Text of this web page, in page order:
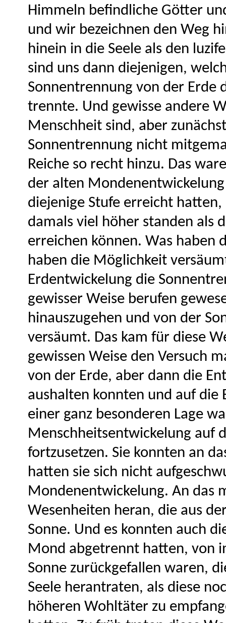
Himmeln befindliche Götter
und wir bezeichnen den Weg
hinein in die Seele als den
sind uns dann diejenigen,
Sonnentrennung von der Erde
trennte. Und gewisse andere
Menschheit sind, aber
Sonnentrennung nicht
Reiche so recht hinzu. Das
der alten
diejenige Stufe erreicht
damals viel höher standen als
erreichen können. Was haben
haben die Möglichkeit
Erdentwickelung die
gewisser Weise berufen
hinauszugehen und von der
versäumt. Das kam für diese
gewissen Weise den Versuch
von der Erde, aber dann die
aushalten konnten und auf die
einer ganz besonderen Lage
Menschheitsentwickelung auf
fortzusetzen. Sie konnten an
hatten sie sich nicht
Mondenentwickelung. An das
Wesenheiten heran, die aus
Sonne. Und es konnten auch
Mond abgetrennt hatten, von
Sonne zurückgefallen waren,
Seele herantraten, als diese
höheren Wohltäter zu